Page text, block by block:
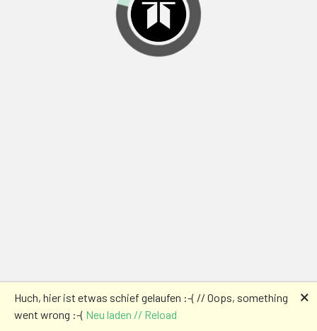
Huch, hier ist etwas schief gelaufen :-( // Oops, something
went wrong :-( Neu laden // Reload
🗙